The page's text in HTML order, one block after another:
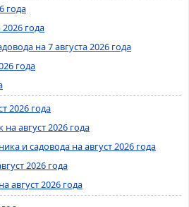
года
года
на 7 августа 2026 года
года
2026 года
август 2026 года
и садовода на август 2026 года
2026 года
август 2026 года